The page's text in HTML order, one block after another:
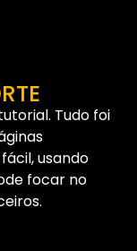
Tudo foi
usando
focar no